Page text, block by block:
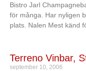
Bistro Jarl
för många. Har nyligen
plats. Nalen Mest känd
Terreno Vinbar,
september 10, 2006